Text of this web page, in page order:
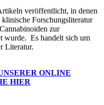
veröffentlicht, in denen
Forschungsliteratur
zur
wurde. Es handelt sich um
Literatur.
ONLINE
HIER